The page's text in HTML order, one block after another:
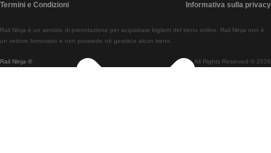
Treni Da Lisbon A Braga
Treni Da Braga A Lisbona
Rail Ninja ® All Rights Reserved © 2026
Rail Ninja è un servizio di prenotazione per acquistare biglietti del treno online. Rail Ninja non è
un vettore ferroviario e non possiede né gestisce alcun treno.
Termini e Condizioni Informativa sulla privacy